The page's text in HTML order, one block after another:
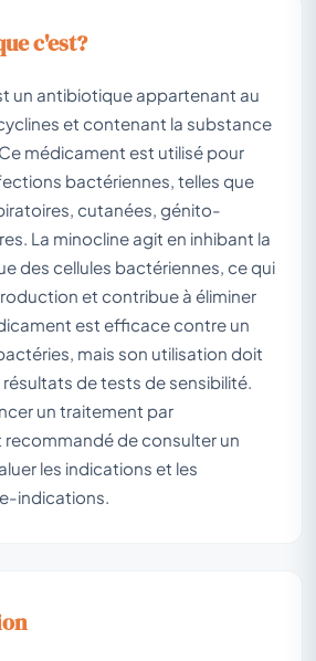
c'est?
un antibiotique appartenant au
et contenant la substance
médicament est utilisé pour
bactériennes, telles que
cutanées, génito-
La minocline agit en inhibant la
des cellules bactériennes, ce qui
et contribue à éliminer
est efficace contre un
mais son utilisation doit
de tests de sensibilité.
un traitement par
recommandé de consulter un
les indications et les
indications.